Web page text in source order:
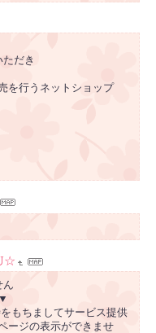
だき
を行うネットショップ
ん
もちましてサービス提供
ージの表示ができませ